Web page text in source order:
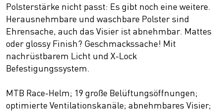
Polsterstärke nicht passt: Es gibt noch eine weitere.
Herausnehmbare und waschbare Polster sind
Ehrensache, auch das Visier ist abnehmbar. Mattes
oder glossy Finish? Geschmackssache! Mit
nachrüstbarem Licht und X-Lock
Befestigungssystem.
MTB Race-Helm; 19 große Belüftungsöffnungen;
optimierte Ventilationskanäle; abnehmbares Visier;